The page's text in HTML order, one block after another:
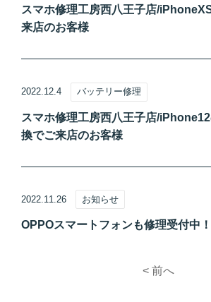
スマホ修理工房西八王子店/
来店のお客様
2022.12.4 バッテリー修理
スマホ修理工房西八王子店/
換でご来店のお客様
2022.11.26 お知らせ
OPPOスマートフォンも修理受付中！
< 前へ